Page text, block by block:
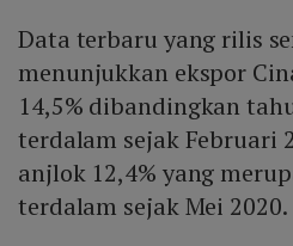
Data terbaru yang rilis
menunjukkan ekspor
14,5% dibandingkan
terdalam sejak Februari
anjlok 12,4% yang
terdalam sejak Mei 2020.